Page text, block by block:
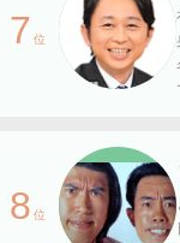
7 位
8 位